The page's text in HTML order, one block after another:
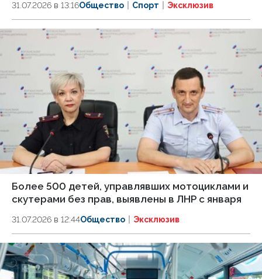
31.07.2026 в 13:16Общество Спорт Эксклюзив
Более 500 детей, управлявших мотоциклами и
скутерами без прав, выявлены в ЛНР с января
31.07.2026 в 12:44Общество Эксклюзив